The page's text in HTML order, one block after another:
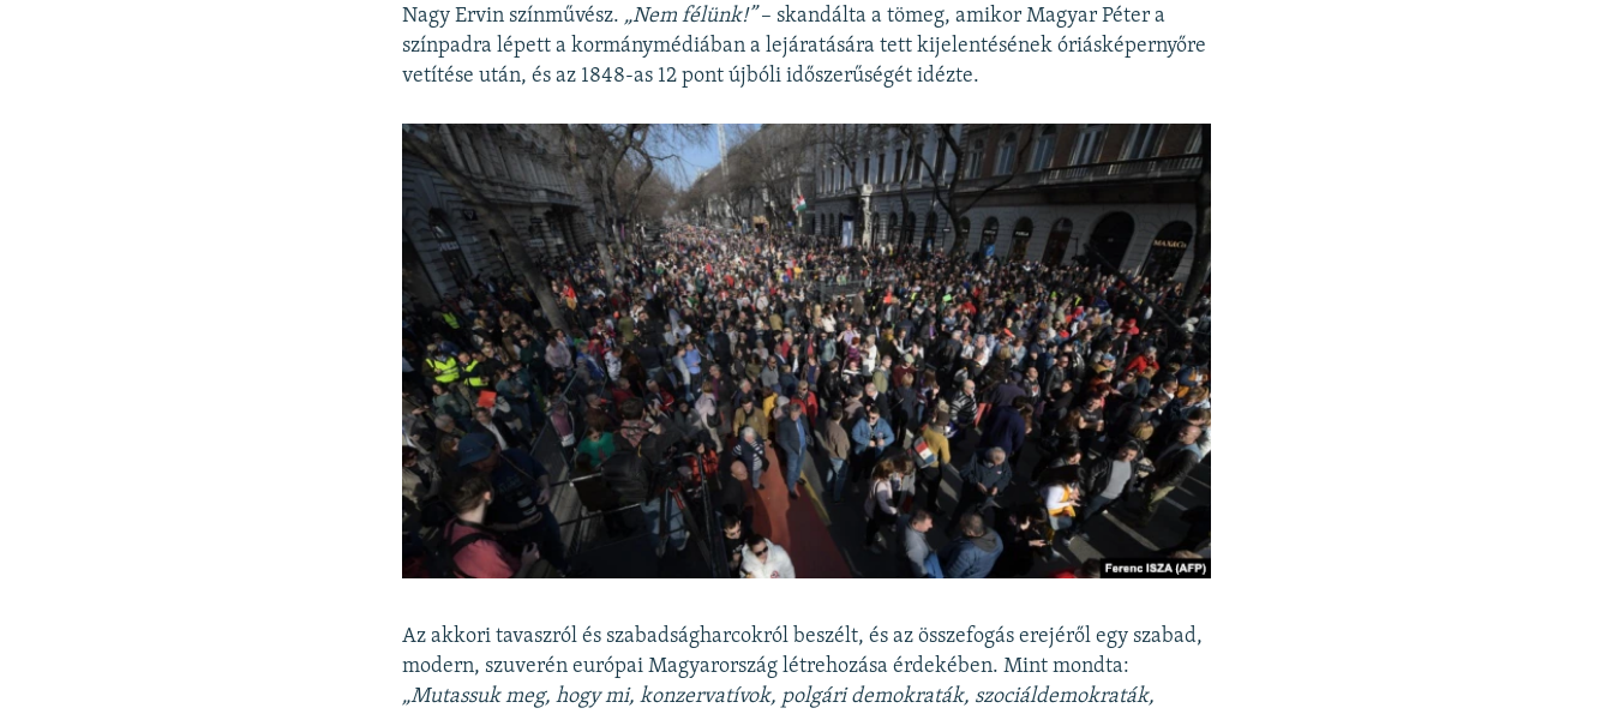
Nagy Ervin színművész. „Nem félünk!”– skandálta a tömeg, amikor Magyar Péter a
színpadra lépett a kormánymédiában a lejáratására tett kijelentésének óriásképernyőre
vetítése után, és az 1848-as 12 pont újbóli időszerűségét idézte.
Az akkori tavaszról és szabadságharcokról beszélt, és az összefogás erejéről egy szabad,
modern, szuverén európai Magyarország létrehozása érdekében. Mint mondta:
„Mutassuk meg, hogy mi, konzervatívok, polgári demokraták, szociáldemokraták,